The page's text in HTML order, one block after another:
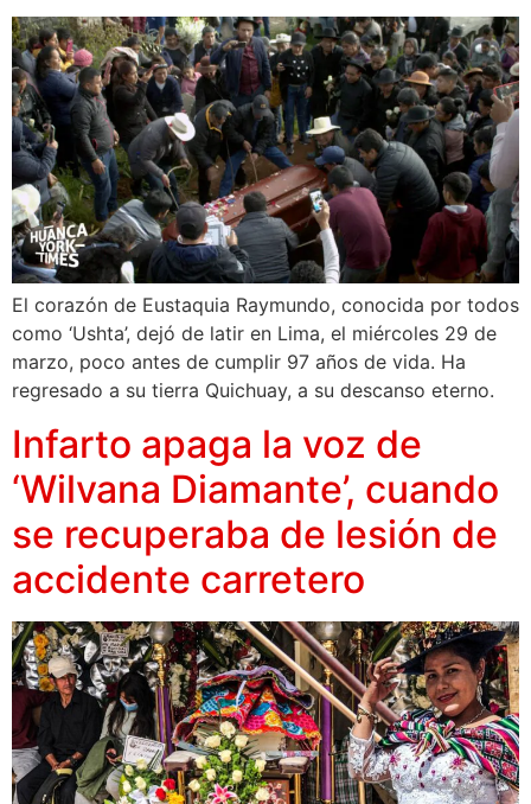
El corazón de Eustaquia Raymundo, conocida por todos
como ‘Ushta’, dejó de latir en Lima, el miércoles 29 de
marzo, poco antes de cumplir 97 años de vida. Ha
regresado a su tierra Quichuay, a su descanso eterno.
Infarto apaga la voz de
‘Wilvana Diamante’, cuando
se recuperaba de lesión de
accidente carretero